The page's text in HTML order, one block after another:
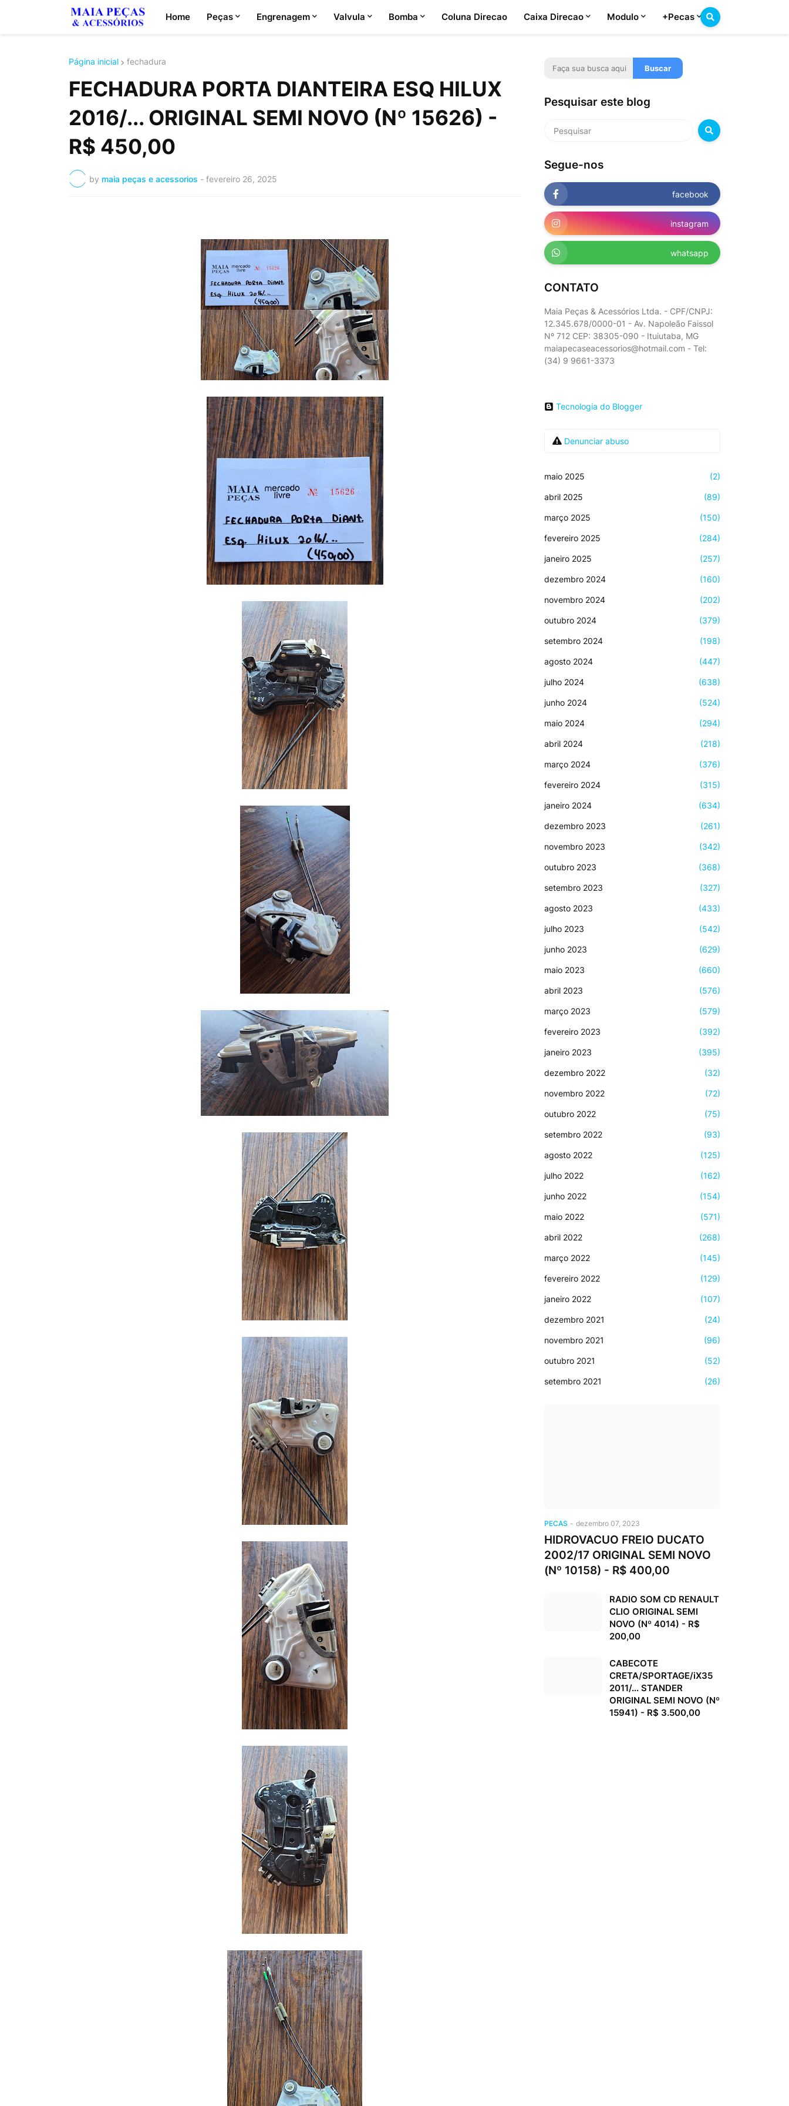
Home Peças Engrenagem Valvula Bomba Coluna Direcao Caixa Direcao Modulo +Pecas
Página inicial fechadura
FECHADURA PORTA DIANTEIRA ESQ HILUX
2016/... ORIGINAL SEMI NOVO (Nº 15626) -
R$ 450,00
by maia peças e acessorios - fevereiro 26, 2025
Pesquisar este blog
Segue-nos
facebook
instagram
whatsapp
CONTATO
Maia Peças & Acessórios Ltda. - CPF/CNPJ:
12.345.678/0000-01 - Av. Napoleão Faissol
Nº 712 CEP: 38305-090 - Ituiutaba, MG
maiapecaseacessorios@hotmail.com - Tel:
(34) 9 9661-3373
Tecnologia do Blogger
Denunciar abuso
maio 2025 (2)
abril 2025 (89)
março 2025 (150)
fevereiro 2025 (284)
janeiro 2025 (257)
dezembro 2024 (160)
novembro 2024 (202)
outubro 2024 (379)
setembro 2024 (198)
agosto 2024 (447)
julho 2024 (638)
junho 2024 (524)
maio 2024 (294)
abril 2024 (218)
março 2024 (376)
fevereiro 2024 (315)
janeiro 2024 (634)
dezembro 2023 (261)
novembro 2023 (342)
outubro 2023 (368)
setembro 2023 (327)
agosto 2023 (433)
julho 2023 (542)
junho 2023 (629)
maio 2023 (660)
abril 2023 (576)
março 2023 (579)
fevereiro 2023 (392)
janeiro 2023 (395)
dezembro 2022 (32)
novembro 2022 (72)
outubro 2022 (75)
setembro 2022 (93)
agosto 2022 (125)
julho 2022 (162)
junho 2022 (154)
maio 2022 (571)
abril 2022 (268)
março 2022 (145)
fevereiro 2022 (129)
janeiro 2022 (107)
dezembro 2021 (24)
novembro 2021 (96)
outubro 2021 (52)
setembro 2021 (26)
PECAS - dezembro 07, 2023
HIDROVACUO FREIO DUCATO
2002/17 ORIGINAL SEMI NOVO
(Nº 10158) - R$ 400,00
RADIO SOM CD RENAULT
CLIO ORIGINAL SEMI
NOVO (Nº 4014) - R$
200,00
CABECOTE
CRETA/SPORTAGE/iX35
2011/... STANDER
ORIGINAL SEMI NOVO (Nº
15941) - R$ 3.500,00